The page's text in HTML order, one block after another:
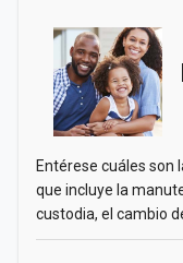
Entérese cuáles son
que incluye la
custodia, el cambio